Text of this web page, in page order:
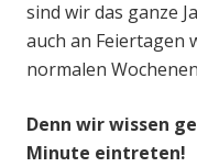
sind wir das ganze
auch an Feiertagen
normalen
Denn wir wissen
Minute eintreten!